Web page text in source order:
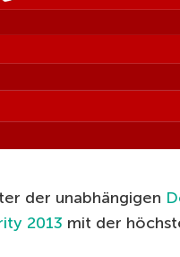
der unabhängigen
2013 mit der